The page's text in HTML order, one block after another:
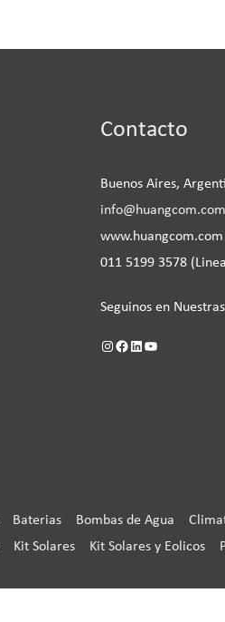
Contacto
Buenos Aires,
info@huangcom.com
www.huangcom.com
011 5199 3578
Seguinos en
Baterias Bombas de Agua
Kit Solares Kit Solares y Eolicos